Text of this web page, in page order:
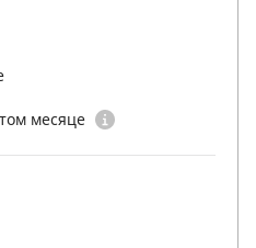
месяце